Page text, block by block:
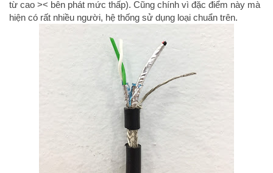
từ cao >< bên phát mức thấp). Cũng chính vì đặc điểm này mà
hiện có rất nhiều người, hệ thống sử dụng loại chuẩn trên.